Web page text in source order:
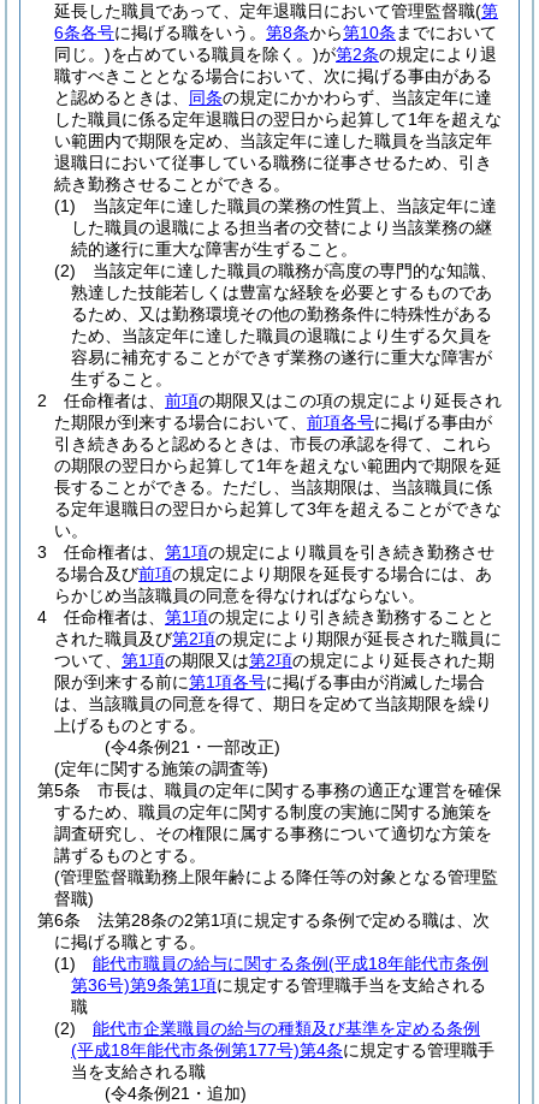
延長した職員であって、定年退職日において管理監督職(第
6条各号に掲げる職をいう。 第8条から第10条 までにおいて
同じ。)を占めている職員を除く。)が第2条の規定により退
職すべきこととなる場合において、次に掲げる事由がある
と認めるときは、 同条の規定にかかわらず、当該定年に達
した職員に係る定年退職日の翌日から起算して1年を超えな
い範囲内で期限を定め、当該定年に達した職員を当該定年
退職日において従事している職務に従事させるため、引き
続き勤務させることができる。
(1)
当該定年に達した職員の業務の性質上、当該定年に達
した職員の退職による担当者の交替により当該業務の継
続的遂行に重大な障害が生ずること。
(2)
当該定年に達した職員の職務が高度の専門的な知識、
熟達した技能若しくは豊富な経験を必要とするものであ
るため、又は勤務環境その他の勤務条件に特殊性がある
ため、当該定年に達した職員の退職により生ずる欠員を
容易に補充することができず業務の遂行に重大な障害が
生ずること。
2
任命権者は、 前項の期限又はこの項の規定により延長され
た期限が到来する場合において、 前項各号に掲げる事由が
引き続きあると認めるときは、市長の承認を得て、これら
の期限の翌日から起算して1年を超えない範囲内で期限を延
長することができる。 ただし、当該期限は、当該職員に係
る定年退職日の翌日から起算して3年を超えることができな
い。
3
任命権者は、 第1項の規定により職員を引き続き勤務させ
る場合及び前項の規定により期限を延長する場合には、あ
らかじめ当該職員の同意を得なければならない。
4
任命権者は、 第1項の規定により引き続き勤務することと
された職員及び第2項の規定により期限が延長された職員に
ついて、 第1項の期限又は第2項の規定により延長された期
限が到来する前に第1項各号に掲げる事由が消滅した場合
は、当該職員の同意を得て、期日を定めて当該期限を繰り
上げるものとする。
(令4条例21・一部改正)
(定年に関する施策の調査等)
第5条
市長は、職員の定年に関する事務の適正な運営を確保
するため、職員の定年に関する制度の実施に関する施策を
調査研究し、その権限に属する事務について適切な方策を
講ずるものとする。
(管理監督職勤務上限年齢による降任等の対象となる管理監
督職)
第6条
法第28条の2第1項に規定する条例で定める職は、次
に掲げる職とする。
(1)
能代市職員の給与に関する条例(平成18年能代市条例
第36号)第9条第1項に規定する管理職手当を支給される
職
(2)
能代市企業職員の給与の種類及び基準を定める条例
(平成18年能代市条例第177号)第4条に規定する管理職手
当を支給される職
(令4条例21・追加)